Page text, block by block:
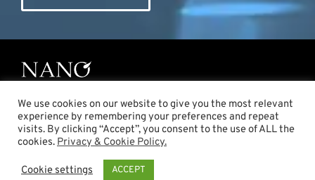
©2021 Body Plaza Europe - VAT NL856974900B01
Privacy & Cookie Policy-Graphics by Creative Soluzioni
We use cookies on our website to give you the most relevant
experience by remembering your preferences and repeat
visits. By clicking “Accept”, you consent to the use of ALL the
cookies.Privacy & Cookie Policy.
Cookie settings ACCEPT